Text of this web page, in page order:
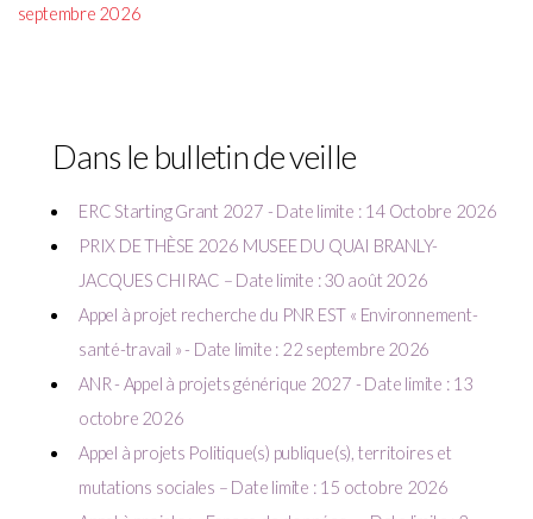
septembre 2026
Dans le bulletin de veille
ERC Starting Grant 2027 - Date limite : 14 Octobre 2026
PRIX DE THÈSE 2026 MUSEE DU QUAI BRANLY-
JACQUES CHIRAC – Date limite : 30 août 2026
Appel à projet recherche du PNR EST « Environnement-
santé-travail » - Date limite : 22 septembre 2026
ANR - Appel à projets générique 2027 - Date limite : 13
octobre 2026
Appel à projets Politique(s) publique(s), territoires et
mutations sociales – Date limite : 15 octobre 2026